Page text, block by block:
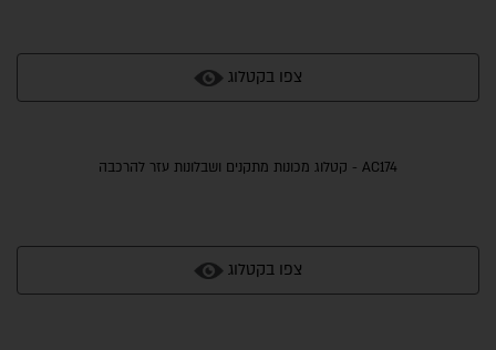
צפו בקטלוג
AC174 - קטלוג מכונות מתקנים ושבלונות עזר להרכבה
צפו בקטלוג